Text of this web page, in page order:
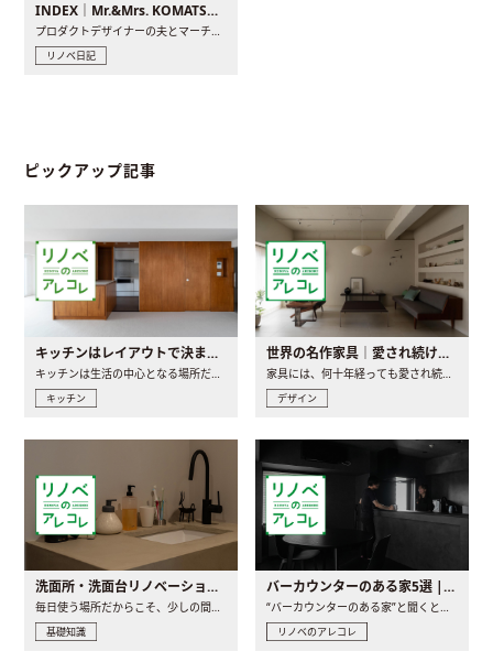
INDEX｜Mr.&Mrs. KOMATSU renovation diary
プロダクトデザイナーの夫とマーチャンダイザーの妻が、夫婦で..
リノベ日記
ピックアップ記事
キッチンはレイアウトで決まる。後悔しないための考え方と選び方
キッチン
世界の名作家具｜愛され続ける理由と一生モノとの出会い方
デザイン
洗面所・洗面台リノベーションの事例と間取りアイデア
毎日使う場所だからこそ、少しの間取りの工夫や素材の選び方で..
基礎知識
バーカウンターのある家5選 | 日常に馴染む“距離の近い”キッチンとは
“バーカウンターのある家”と聞くと、少し特別な、大人のための..
リノベのアレコレ